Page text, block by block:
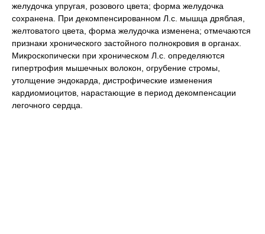
желудочка упругая, розового цвета; форма желудочка
сохранена. При декомпенсированном Л.с. мышца дряблая,
желтоватого цвета, форма желудочка изменена; отмечаются
признаки хронического застойного полнокровия в органах.
Микроскопически при хроническом Л.с. определяются
гипертрофия мышечных волокон, огрубение стромы,
утолщение эндокарда, дистрофические изменения
кардиомиоцитов, нарастающие в период декомпенсации
легочного сердца.